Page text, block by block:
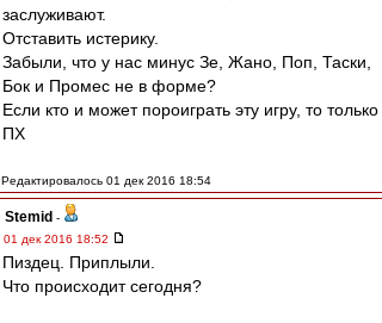
заслуживают.
Отставить истерику.
Забыли, что у нас минус Зе, Жано, Поп, Таски,
Бок и Промес не в форме?
Если кто и может пороиграть эту игру, то только
ПХ
Редактировалось 01 дек 2016 18:54
Stemid -
01 дек 2016 18:52
Пиздец. Приплыли.
Что происходит сегодня?